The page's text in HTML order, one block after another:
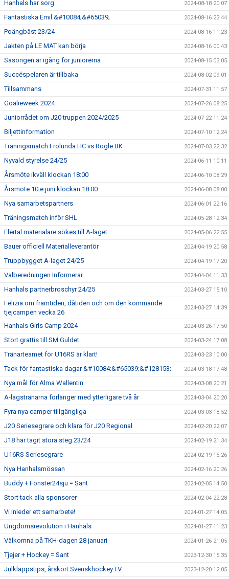
Hanhals har sorg 2024-08-18 20:07
Fantastiska Emil &#10084;&#65039; 2024-08-16 23:44
Poängbäst 23/24 2024-08-16 11:23
Jakten på LE MAT kan börja 2024-08-16 00:43
Säsongen är igång för juniorerna 2024-08-15 03:05
Succéspelaren är tillbaka 2024-08-02 09:01
Tillsammans 2024-07-31 11:57
Goalieweek 2024 2024-07-26 08:25
Juniorrådet om J20 truppen 2024/2025 2024-07-22 11:24
Biljettinformation 2024-07-10 12:24
Träningsmatch Frölunda HC vs Rögle BK 2024-07-03 22:32
Nyvald styrelse 24/25 2024-06-11 10:11
Årsmöte ikväll klockan 18:00 2024-06-10 08:29
Årsmöte 10.e juni klockan 18:00 2024-06-08 08:00
Nya samarbetspartners 2024-06-01 22:16
Träningsmatch inför SHL 2024-05-28 12:34
Flertal materialare sökes till A-laget 2024-05-06 22:55
Bauer officiell Materialleverantör 2024-04-19 20:58
Truppbygget A-laget 24/25 2024-04-19 17:20
Valberedningen Informerar 2024-04-04 11:33
Hanhals partnerbroschyr 24/25 2024-03-27 15:10
Felizia om framtiden, dåtiden och om den kommande
tjejcampen vecka 26
2024-03-27 14:39
Hanhals Girls Camp 2024 2024-03-26 17:50
Stort grattis till SM Guldet 2024-03-24 17:08
Tränarteamet för U16RS är klart! 2024-03-23 10:00
Tack för fantastiska dagar &#10084;&#65039;&#128153; 2024-03-18 17:48
Nya mål för Alma Wallentin 2024-03-08 20:21
A-lagstränarna förlänger med ytterligare två år 2024-03-04 20:20
Fyra nya camper tillgängliga 2024-03-03 18:52
J20 Seriesegrare och klara för J20 Regional 2024-02-20 22:07
J18 har tagit stora steg 23/24 2024-02-19 21:34
U16RS Seriesegrare 2024-02-19 15:26
Nya Hanhalsmössan 2024-02-16 20:26
Buddy + Fönster24sju = Sant 2024-02-05 14:50
Stort tack alla sponsorer 2024-02-04 22:28
Vi inleder ett samarbete! 2024-01-27 14:05
Ungdomsrevolution i Hanhals 2024-01-27 11:23
Välkomna på TKH-dagen 28 januari 2024-01-26 21:05
Tjejer + Hockey = Sant 2023-12-30 15:35
Julklappstips, årskort Svenskhockey.TV 2023-12-20 12:05